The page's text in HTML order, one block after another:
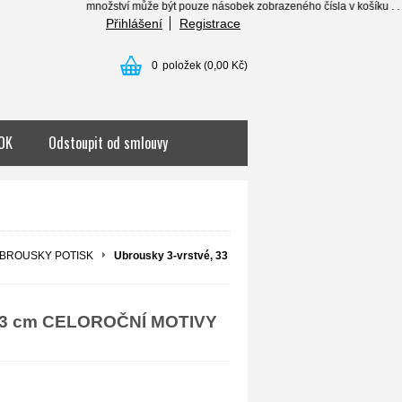
množství může být pouze násobek zobrazeného čísla v košíku . . .
Přihlášení Registrace
0 položek (0,00 Kč)
Odstoupit od smlouvy
POTISK
Ubrousky 3-vrstvé, 33
CELOROČNÍ MOTIVY